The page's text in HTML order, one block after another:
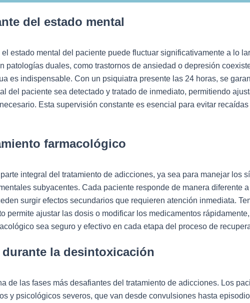
del estado mental
estado mental del paciente puede fluctuar significativamente a lo
patologías duales, como trastornos de ansiedad o depresión
es indispensable. Con un psiquiatra presente las 24 horas, se
del paciente sea detectado y tratado de inmediato, permitiendo
Esta supervisión constante es esencial para evitar
farmacológico
integral del tratamiento de adicciones, ya sea para manejar los
subyacentes. Cada paciente responde de manera diferente
surgir efectos secundarios que requieren atención inmediata.
permite ajustar las dosis o modificar los medicamentos rápidamente,
sea seguro y efectivo en cada etapa del proceso de
la desintoxicación
de las fases más desafiantes del tratamiento de adicciones. Los
y psicológicos severos, que van desde convulsiones hasta